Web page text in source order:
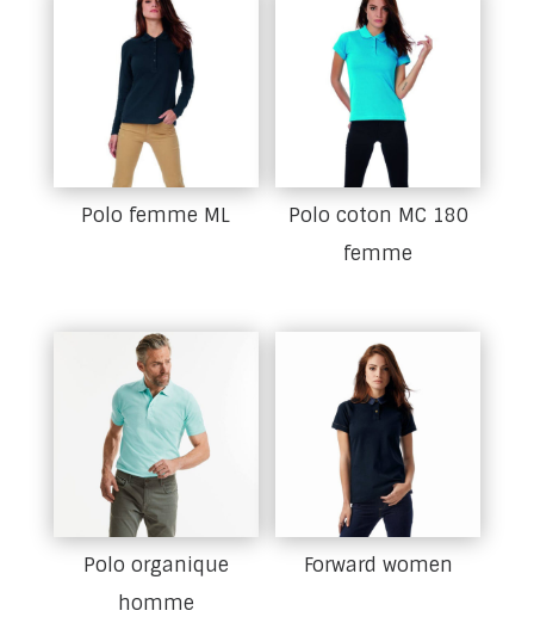
Polo femme ML
Polo coton MC 180
femme
Polo organique
homme
Forward women